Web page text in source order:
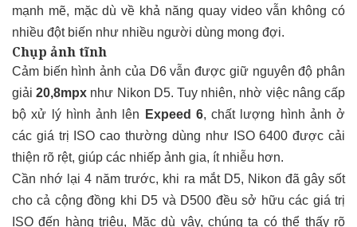
mạnh mẽ, mặc dù về khả năng quay video vẫn không có
nhiều đột biến như nhiều người dùng mong đợi.
Chụp ảnh tĩnh
Cảm biến hình ảnh của D6 vẫn được giữ nguyên độ phân
giải20,8mpx như Nikon D5. Tuy nhiên, nhờ việc nâng cấp
bộ xử lý hình ảnh lên
Expeed 6, chất lượng hình ảnh ở
các giá trị ISO cao thường dùng như ISO 6400 được cải
thiện rõ rệt, giúp các nhiếp ảnh gia, ít nhiễu hơn.
Cần nhớ lại 4 năm trước, khi ra mắt D5, Nikon đã gây sốt
cho cả cộng đồng khi D5 và D500 đều sở hữu các giá trị
ISO đến hàng triệu, Mặc dù vậy, chúng ta có thể thấy rõ